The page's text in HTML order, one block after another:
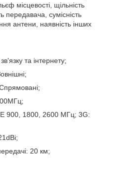
місцевості, щільність
передавача, сумісність
антени, наявність інших
та інтернету;
900, 1800, 2600 МГц; 3G:
20 км;